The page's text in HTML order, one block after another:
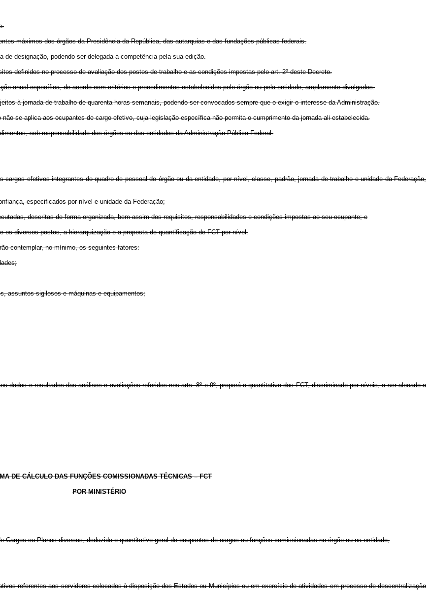
máximos dos órgãos da Presidência da República, das autarquias e das fundações públicas federais.
de designação, podendo ser delegada a competência pela sua edição.
definidos no processo de avaliação dos postos de trabalho e as condições impostas pelo art. 2º deste Decreto.
anual específica, de acordo com critérios e procedimentos estabelecidos pelo órgão ou pela entidade, amplamente divulgados.
à jornada de trabalho de quarenta horas semanais, podendo ser convocados sempre que o exigir o interesse da Administração.
se aplica aos ocupantes de cargo efetivo, cuja legislação específica não permita o cumprimento da jornada ali estabelecida.
sob responsabilidade dos órgãos ou das entidades da Administração Pública Federal:
efetivos integrantes do quadro de pessoal do órgão ou da entidade, por nível, classe, padrão, jornada de trabalho e unidade da Federação,
especificados por nível e unidade da Federação;
descritas de forma organizada, bem assim dos requisitos, responsabilidades e condições impostas ao seu ocupante; e
diversos postos, a hierarquização e a proposta de quantificação de FCT por nível.
contemplar, no mínimo, os seguintes fatores:
assuntos sigilosos e máquinas e equipamentos;
dados e resultados das análises e avaliações referidos nos arts. 8º e 9º, proporá o quantitativo das FCT, discriminado por níveis, a ser alocado a
DE CÁLCULO DAS FUNÇÕES COMISSIONADAS TÉCNICAS – FCT
POR MINISTÉRIO
ou Planos diversos, deduzido o quantitativo geral de ocupantes de cargos ou funções comissionadas no órgão ou na entidade;
referentes aos servidores colocados à disposição dos Estados ou Municípios ou em exercício de atividades em processo de descentralização